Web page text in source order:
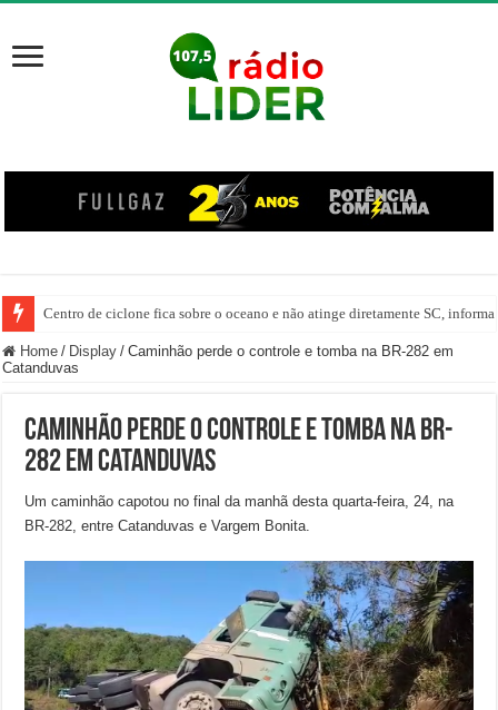
Centro de ciclone fica sobre o oceano e não atinge diretamente SC,
Home / Display / Caminhão perde o controle e tomba na BR-282 em
Catanduvas
Caminhão perde o controle e tomba na BR-
282 em Catanduvas
Um caminhão capotou no final da manhã desta quarta-feira, 24, na
BR-282, entre Catanduvas e Vargem Bonita.